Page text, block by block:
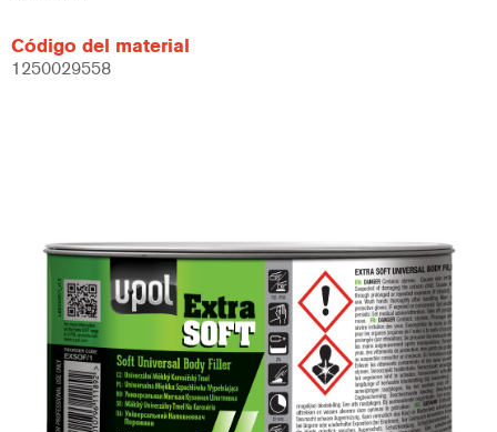
Código del material
1250029558